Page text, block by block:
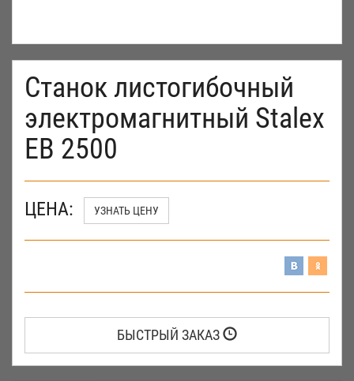
Станок листогибочный
электромагнитный Stalex
EB 2500
ЦЕНА: УЗНАТЬ ЦЕНУ
БЫСТРЫЙ ЗАКАЗ